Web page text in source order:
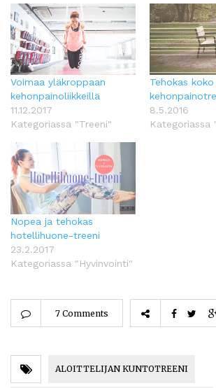
Voimaa yläkroppaan
kehonpainoliikkeillä
11.12.2017
Kategoriassa "Treeni"
Tehokas
8.5.2016
Kategoriassa
Nopea ja tehokas
hotellihuone-treeni
23.2.2017
Kategoriassa "Hyvinvointi"
7 Comments
ALOITTELIJAN KUNTOTREENI